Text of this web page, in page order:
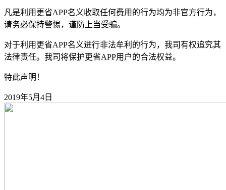
凡是利用更省APP名义收取任何费用的行为均为非官方行为，
请务必保持警惕，谨防上当受骗。
对于利用更省APP名义进行非法牟利的行为，我司有权追究其
法律责任。我司将保护更省APP用户的合法权益。
特此声明！
2019年5月4日